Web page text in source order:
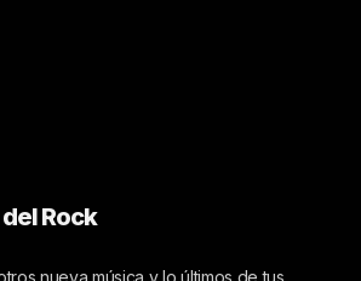
Rock
nueva música y lo últimos de tus